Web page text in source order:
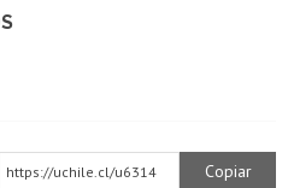
https://uchile.cl/u6314 Copiar